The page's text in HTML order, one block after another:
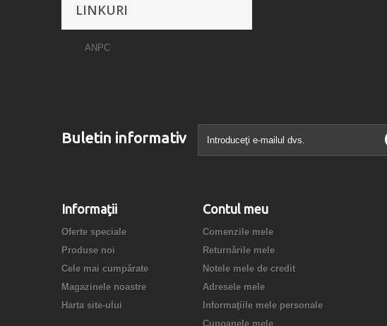
LINKURI
ANPC
Buletin informativ
Informaţii
Oferte speciale
Produse noi
Cele mai cumpărate
Magazinele noastre
Harta site-ului
Contul meu
Comenzile mele
Returnările mele
Notele mele de credit
Adresele mele
Informaţiile mele personale
Cupoanele mele